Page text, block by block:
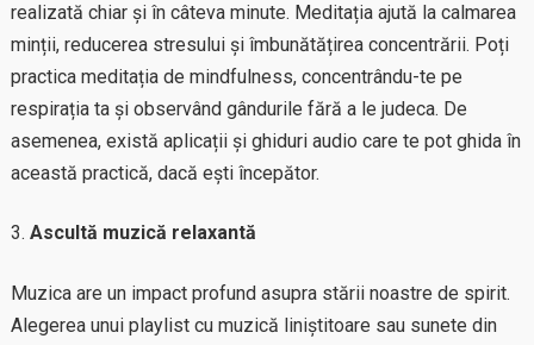
realizată chiar și în câteva minute. Meditația ajută la calmarea
minții, reducerea stresului și îmbunătățirea concentrării. Poți
practica meditația de mindfulness, concentrându-te pe
respirația ta și observând gândurile fără a le judeca. De
asemenea, există aplicații și ghiduri audio care te pot ghida în
această practică, dacă ești începător.
Ascultă muzică relaxantă
Muzica are un impact profund asupra stării noastre de spirit.
Alegerea unui playlist cu muzică liniștitoare sau sunete din